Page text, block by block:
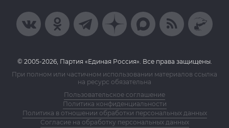
© 2005-2026, Партия «Единая Россия». Все права защищены.
При полном или частичном использовании материалов ссылка
на ресурс обязательна
Пользовательское соглашение
Политика конфиденциальности
Политика в отношении обработки персональных данных
Согласие на обработку персональных данных